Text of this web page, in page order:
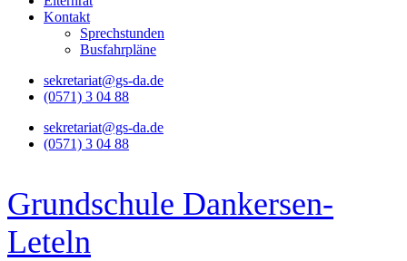
Kontakt
Sprechstunden
Busfahrpläne
sekretariat@gs-da.de
(0571) 3 04 88
sekretariat@gs-da.de
(0571) 3 04 88
Grundschule Dankersen-
Leteln